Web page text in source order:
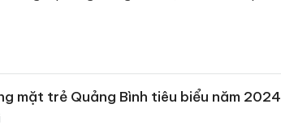
mặt trẻ Quảng Bình tiêu biểu năm 2024